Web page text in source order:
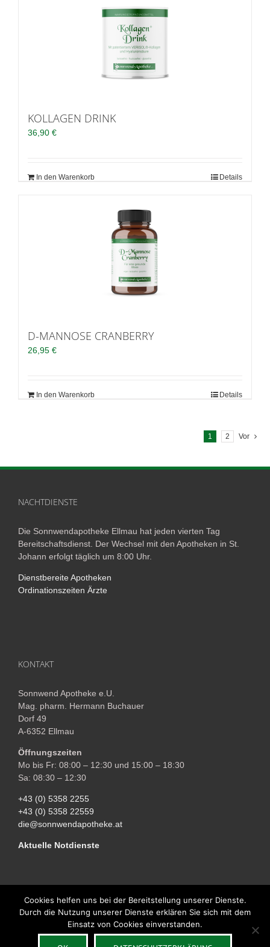
KOLLAGEN DRINK
36,90 €
In den Warenkorb Details
D-MANNOSE CRANBERRY
26,95 €
In den Warenkorb Details
1 2 Vor
NACHTDIENSTE
Die Sonnwendapotheke Ellmau hat jeden vierten Tag
Bereitschaftsdienst. Der Wechsel mit den Apotheken in St.
Johann erfolgt täglich um 8:00 Uhr.
Dienstbereite Apotheken
Ordinationszeiten Ärzte
KONTAKT
Sonnwend Apotheke e.U.
Mag. pharm. Hermann Buchauer
Dorf 49
A-6352 Ellmau
Öffnungszeiten
Mo bis Fr: 08:00 – 12:30 und 15:00 – 18:30
Sa: 08:30 – 12:30
+43 (0) 5358 2255
+43 (0) 5358 22559
die@sonnwendapotheke.at
Aktuelle Notdienste
Copyright © 2018 Sonnwend Apotheke Ellmau | All Rights Reserved |
Impressum| Powered by
Cookies helfen uns bei der Bereitstellung unserer Dienste.
Durch die Nutzung unserer Dienste erklären Sie sich mit dem
Einsatz von Cookies einverstanden.